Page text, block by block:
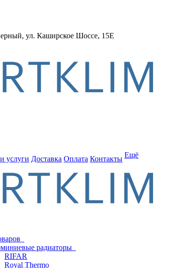
ул. Каширское Шоссе, 15Е
услуги Доставка Оплата Контакты Ещё
радиаторы
RIFAR
Royal Thermo